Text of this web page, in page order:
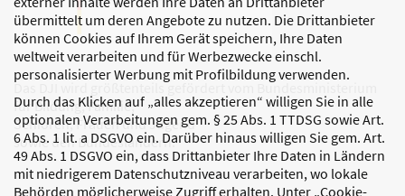
übermittelt um deren Angebote zu nutzen. Die Drittanbieter
können Cookies auf Ihrem Gerät speichern, Ihre Daten
weltweit verarbeiten und für Werbezwecke einschl.
personalisierter Werbung mit Profilbildung verwenden.
Durch das Klicken auf „alles akzeptieren“ willigen Sie in alle
optionalen Verarbeitungen gem. § 25 Abs. 1 TTDSG sowie Art.
6 Abs. 1 lit. a DSGVO ein. Darüber hinaus willigen Sie gem. Art.
49 Abs. 1 DSGVO ein, dass Drittanbieter Ihre Daten in Ländern
mit niedrigerem Datenschutzniveau verarbeiten, wo lokale
Behörden möglicherweise Zugriff erhalten. Unter „Cookie-
Das DJI wird größtenteils gefördert vom Bundesministerium
für Bildung, Familie,
Senioren, Frauen und Jugend
sowie den Bundesländern.